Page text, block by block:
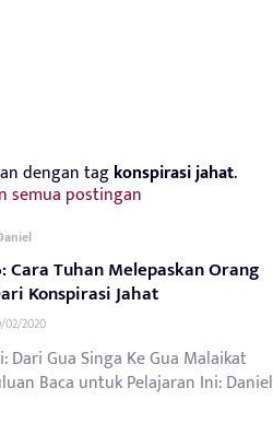
dengan tagkonspirasi jahat.
semua postingan
Cara Tuhan Melepaskan Orang
Konspirasi Jahat
02/2020
Dari Gua Singa Ke Gua Malaikat
Baca untuk Pelajaran Ini: Daniel